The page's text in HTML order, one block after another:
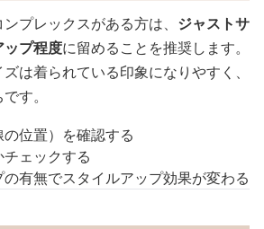
プレックスがある方は、 ジャストサ
ップ程度に留めることを推奨します。
は着られている印象になりやすく、
す。
位置）を確認する
ェックする
有無でスタイルアップ効果が変わる